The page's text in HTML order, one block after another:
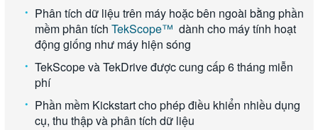
Phân tích dữ liệu trên máy hoặc bên ngoài bằng phần
mềm phân tích TekScope™ dành cho máy tính hoạt
động giống như máy hiện sóng
TekScope và TekDrive được cung cấp 6 tháng miễn
phí
Phần mềm Kickstart cho phép điều khiển nhiều dụng
cụ, thu thập và phân tích dữ liệu